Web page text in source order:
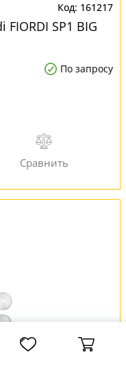
161217
SP1 BIG
По запросу